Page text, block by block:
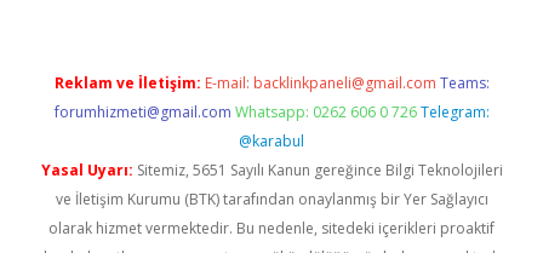
Reklam ve İletişim: E-mail: backlinkpaneli@gmail.com Teams:
forumhizmeti@gmail.com Whatsapp: 0262 606 0 726 Telegram:
@karabul
Yasal Uyarı: Sitemiz, 5651 Sayılı Kanun gereğince Bilgi Teknolojileri
ve İletişim Kurumu (BTK) tarafından onaylanmış bir Yer Sağlayıcı
olarak hizmet vermektedir. Bu nedenle, sitedeki içerikleri proaktif